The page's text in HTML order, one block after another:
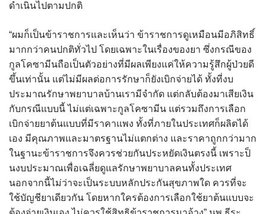
ดำเนินไปตามปกติ
“ผมก็เป็นข้าราชการและเห็นว่า ข้าราชการดูเหมือนมีอภิสิทธิ์
มากกว่าคนปกติทั่วไป โดยเฉพาะในเรื่องของยา ซึ่งกรณีของ
กูลโคซามีนถือเป็นตัวอย่างที่มีผลเพียงแค่ให้ความรู้สึกผู้ป่วยดี
ขึ้นเท่านั้น แต่ไม่มีผลต่อการรักษาก็ยังเบิกจ่ายได้ ทั้งที่งบ
ประมาณรักษาพยาบาลบ้านเรามีจำกัด แต่กลับต้องมาเสียเงิน
กับกรณีแบบนี้ ไม่แต่เฉพาะกูลโคซามีน แต่รวมถึงการเลือก
เบิกจ่ายยาต้นแบบที่มีราคาแพง ทั้งที่ภายในประเทศก็ผลิตได้
เอง มีคุณภาพและมาตรฐานไม่แตกต่าง และราคาถูกกว่ามาก
ในฐานะข้าราชการจึงควรช่วยกันประหยัดเงินตรงนี้ เพราะป็
นงบประมาณเพื่อเฉลี่ยดูแลรักษาพยาบาลคนทั้งประเทศ
นอกจากนี้ไม่ว่าจะเป็นระบบหลักประกันสุขภาพใด ควรที่จะ
ใช้บัญชียาเดียวกัน โดยหากใครต้องการเลือกใช้ยาต้นแบบจะ